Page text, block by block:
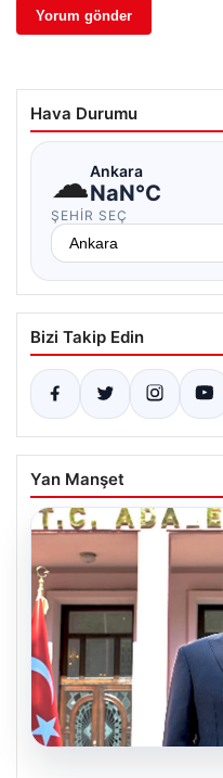
Hava Durumu
☁Ankara
NaN°C
ŞEHIR SEÇ
Bizi Takip Edin
Yan Manşet